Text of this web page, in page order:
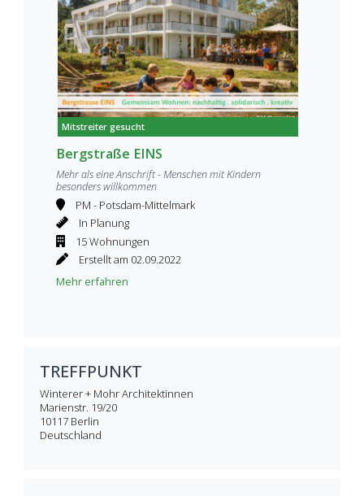
Mitstreiter gesucht
Bergstraße EINS
Mehr als eine Anschrift - Menschen mit Kindern
besonders willkommen
PM - Potsdam-Mittelmark
In Planung
15 Wohnungen
Erstellt am 02.09.2022
Mehr erfahren
TREFFPUNKT
Winterer + Mohr Architektinnen
Marienstr. 19/20
10117 Berlin
Deutschland